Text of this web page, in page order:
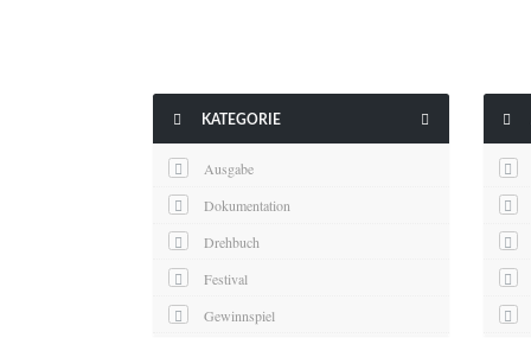
 KATEGORIE 
Ausgabe
Dokumentation
Drehbuch
Festival
Gewinnspiel
